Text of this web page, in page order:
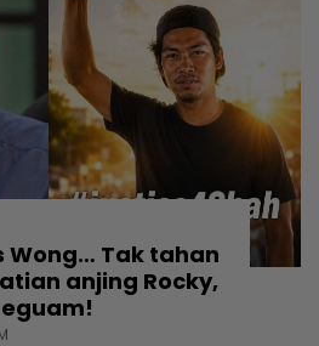
Wong… Tak tahan
anjing Rocky,